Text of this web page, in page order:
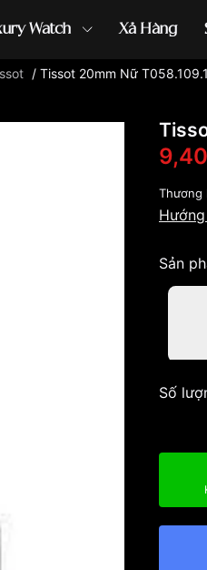
Watch Xả Hàng
đồng hồ Orient ...
/ Tissot 20mm Nữ
Thương
Sản
Số